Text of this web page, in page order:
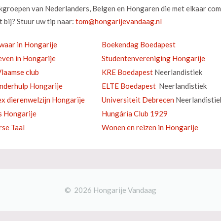
van Nederlanders, Belgen en Hongaren die met elkaar
Stuur uw tip naar:
in Hongarije
Boekendag Boedapest
in Hongarije
Studentenvereniging Hongarije
club KRE Boedapest Neerlandistiek
Hongarije ELTE Boedapest Neerlandistiek
dierenwelzijn Hongarije Universiteit Debrecen
Hongarije
Hungária Club 1929
Taal Wonen en reizen in Hongarije
© 2026 Hongarije Vandaag